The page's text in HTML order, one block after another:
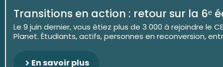
Transitions en action : retour sur la 6ᵉ
Le 9 juin dernier, vous étiez plus de 3 000 à rejoindre le
Planet. Étudiants, actifs, personnes en reconversion,
En savoir plus